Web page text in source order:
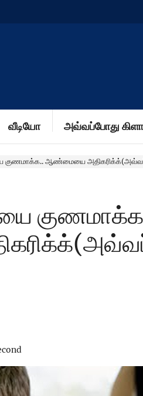
வீடியோ அவ்வப்போது
குணமாக்க.. ஆண்மையை